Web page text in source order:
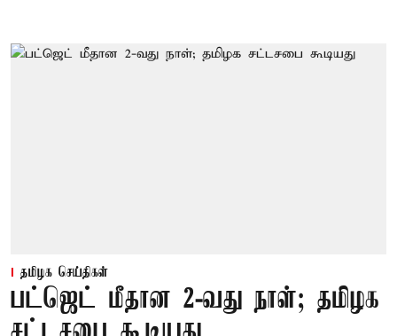
தமிழக செய்திகள்
பட்ஜெட் மீதான 2-வது நாள்; தமிழக